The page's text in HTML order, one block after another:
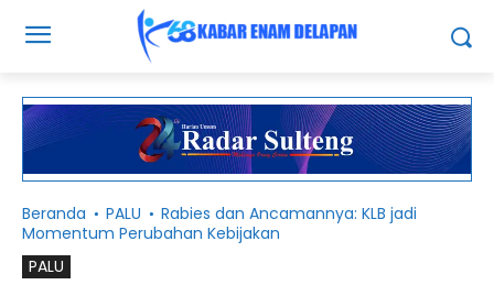
Beranda PALU
Rabies dan Ancamannya: KLB jadi
Momentum Perubahan Kebijakan
PALU